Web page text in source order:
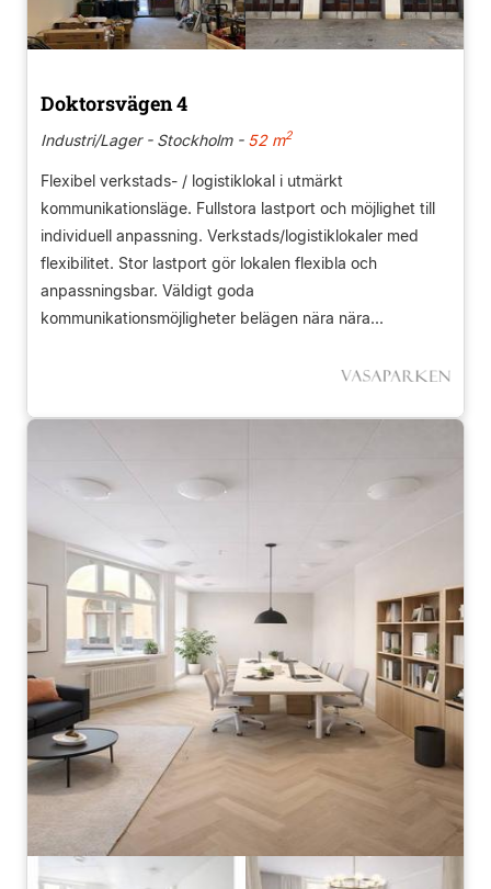
Doktorsvägen 4
Industri/Lager - Stockholm -52 m2
Flexibel verkstads- / logistiklokal i utmärkt
kommunikationsläge. Fullstora lastport och möjlighet till
individuell anpassning. Verkstads/logistiklokaler med
flexibilitet. Stor lastport gör lokalen flexibla och
anpassningsbar. Väldigt goda
kommunikationsmöjligheter belägen nära nära...